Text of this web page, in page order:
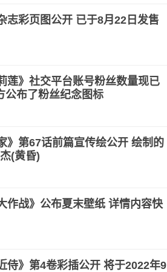
志彩页图公开 已于8月22日发售
莲》社交平台账号粉丝数量现已
公布了粉丝纪念图标
》第67话前篇宣传绘公开 绘制的
(黄昏)
作战》公布夏末壁纸 详情内容快
侍》第4卷彩插公开 将于2022年9